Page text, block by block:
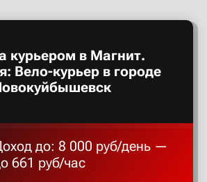
курьером в Магнит.
Вело-курьер в городе
до: 8 000 руб/день —
661 руб/час